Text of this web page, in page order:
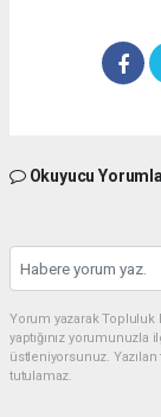
Okuyucu
Yorum yazarak Topluluk
yaptığınız yorumunuzla
üstleniyorsunuz.
tutulamaz.